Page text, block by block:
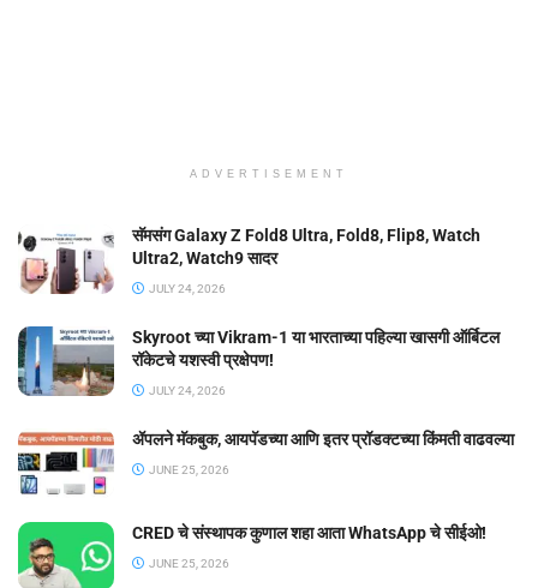
ADVERTISEMENT
सॅमसंग Galaxy Z Fold8 Ultra, Fold8, Flip8, Watch
Ultra2, Watch9 सादर
JULY 24, 2026
Skyroot च्या Vikram-1 या भारताच्या पहिल्या खासगी ऑर्बिटल
रॉकेटचे यशस्वी प्रक्षेपण!
JULY 24, 2026
ॲपलने मॅकबुक, आयपॅडच्या आणि इतर प्रॉडक्टच्या किंमती वाढवल्या
JUNE 25, 2026
CRED चे संस्थापक कुणाल शहा आता WhatsApp चे सीईओ!
JUNE 25, 2026